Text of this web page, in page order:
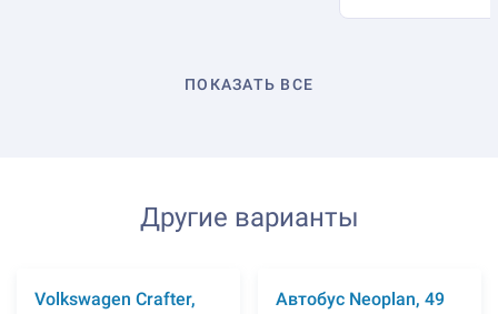
ПОКАЗАТЬ ВСЕ
Другие варианты
Volkswagen Crafter,
Автобус Neoplan, 49